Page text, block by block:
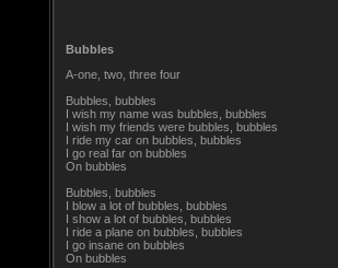
Bubbles
A-one, two, three four
Bubbles, bubbles
I wish my name was bubbles, bubbles
I wish my friends were bubbles, bubbles
I ride my car on bubbles, bubbles
I go real far on bubbles
On bubbles
Bubbles, bubbles
I blow a lot of bubbles, bubbles
I show a lot of bubbles, bubbles
I ride a plane on bubbles, bubbles
I go insane on bubbles
On bubbles